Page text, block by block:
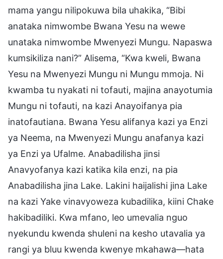
mama yangu nilipokuwa bila uhakika, “Bibi
anataka nimwombe Bwana Yesu na wewe
unataka nimwombe Mwenyezi Mungu. Napaswa
kumsikiliza nani?” Alisema, “Kwa kweli, Bwana
Yesu na Mwenyezi Mungu ni Mungu mmoja. Ni
kwamba tu nyakati ni tofauti, majina anayotumia
Mungu ni tofauti, na kazi Anayoifanya pia
inatofautiana. Bwana Yesu alifanya kazi ya Enzi
ya Neema, na Mwenyezi Mungu anafanya kazi
ya Enzi ya Ufalme. Anabadilisha jinsi
Anavyofanya kazi katika kila enzi, na pia
Anabadilisha jina Lake. Lakini haijalishi jina Lake
na kazi Yake vinavyoweza kubadilika, kiini Chake
hakibadiliki. Kwa mfano, leo umevalia nguo
nyekundu kwenda shuleni na kesho utavalia ya
rangi ya bluu kwenda kwenye mkahawa—hata